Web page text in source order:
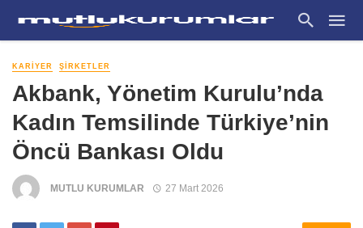
KARIYER ŞIRKETLER
Akbank, Yönetim Kurulu’nda
Kadın Temsilinde Türkiye’nin
Öncü Bankası Oldu
MUTLU KURUMLAR 27 Mart 2026